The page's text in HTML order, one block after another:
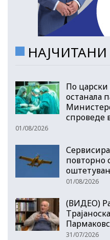
НАЈЧИТАНИ
По царски
останала
спроведе
01/08/2026
повторно
01/08/2026
(ВИДЕО)
31/07/2026